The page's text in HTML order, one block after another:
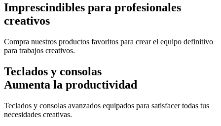
Imprescindibles para profesionales
creativos
Compra nuestros productos favoritos para crear el equipo definitivo
para trabajos creativos.
Teclados y consolas
Aumenta la productividad
Teclados y consolas avanzados equipados para satisfacer todas tus
necesidades creativas.